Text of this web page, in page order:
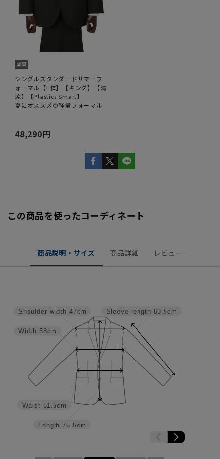
シングルスタンダードサマーフ
ォーマル【E体】【キング】【清
涼】【Plastics Smart】
夏にオススメの軽量フォーマル
48,290円
この商品を使ったコーディネート
商品説明・サイズ 商品詳細 レビュー
Sleeve length 63.5cm
Length 75.5cm
Waist 51.5cm
Width 58cm
Shoulder width 47cm